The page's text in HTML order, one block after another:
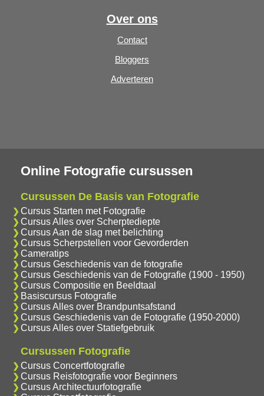
Over ons
Contact
Bloggers
Adverteren
Online Fotografie cursussen
Cursussen De Basis van Fotografie
Cursus Starten met Fotografie
Cursus Alles over Scherptediepte
Cursus Aan de slag met belichting
Cursus Scherpstellen voor Gevorderden
Cameratips
Cursus Geschiedenis van de fotografie
Cursus Geschiedenis van de Fotografie (1900 - 1950)
Cursus Compositie en Beeldtaal
Basiscursus Fotografie
Cursus Alles over Brandpuntsafstand
Cursus Geschiedenis van de Fotografie (1950-2000)
Cursus Alles over Statiefgebruik
Cursussen Fotografie
Cursus Concertfotografie
Cursus Reisfotografie voor Beginners
Cursus Architectuurfotografie